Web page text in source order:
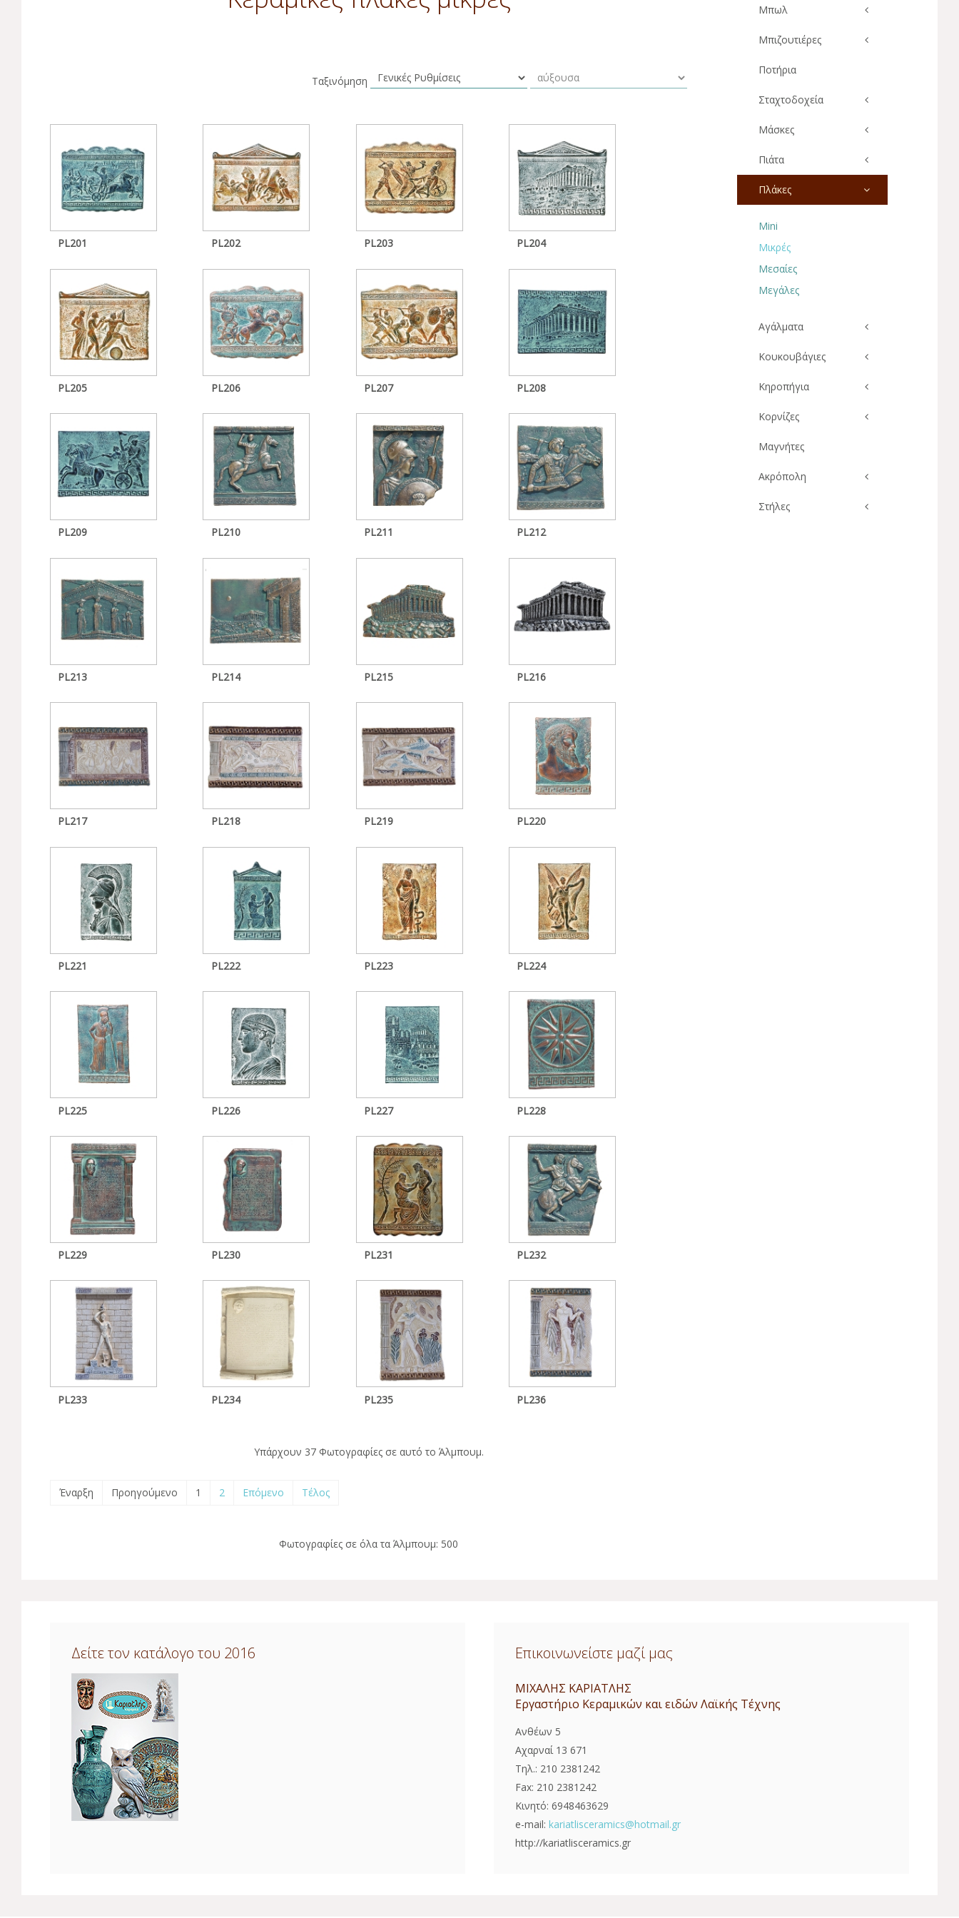
Ταξινόμηση
PL201 PL202 PL203 PL204
PL205 PL206 PL207 PL208
PL209 PL210 PL211 PL212
PL213 PL214 PL215 PL216
PL217 PL218 PL219 PL220
PL221 PL222 PL223 PL224
PL225 PL226 PL227 PL228
PL229 PL230 PL231 PL232
PL233 PL234 PL235 PL236
Υπάρχουν 37 Φωτογραφίες σε αυτό το Άλμπουμ.
Έναρξη Προηγούμενο 1 2 Επόμενο Τέλος
Φωτογραφίες σε όλα τα Άλμπουμ: 500
Μπωλ
Μπιζουτιέρες
Ποτήρια
Σταχτοδοχεία
Μάσκες
Πιάτα
Πλάκες
Mini
Μικρές
Μεσαίες
Μεγάλες
Αγάλματα
Κουκουβάγιες
Κηροπήγια
Κορνίζες
Μαγνήτες
Ακρόπολη
Στήλες
Δείτε τον κατάλογο του 2016 Επικοινωνείστε μαζί μας
ΜΙΧΑΛΗΣ ΚΑΡΙΑΤΛΗΣ
Εργαστήριο Κεραμικών και ειδών Λαϊκής Τέχνης
Ανθέων 5
Αχαρναί 13 671
Τηλ.: 210 2381242
Fax: 210 2381242
Κινητό: 6948463629
e-mail: kariatlisceramics@hotmail.gr
http://kariatlisceramics.gr